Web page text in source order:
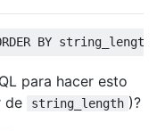
BY string_length
para hacer esto
de
string_length )?